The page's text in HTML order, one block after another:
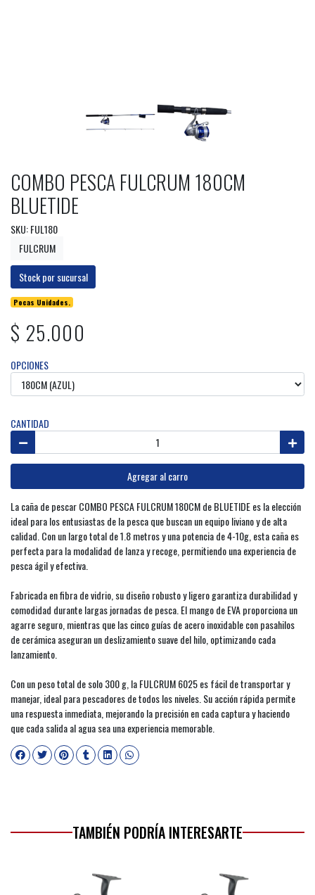
COMBO PESCA FULCRUM 180CM
BLUETIDE
SKU: FUL180
FULCRUM
Stock por sucursal
Pocas Unidades.
$ 25.000
OPCIONES
CANTIDAD
Agregar al carro
La caña de pescar COMBO PESCA FULCRUM 180CM de BLUETIDE es la elección
ideal para los entusiastas de la pesca que buscan un equipo liviano y de alta
calidad. Con un largo total de 1.8 metros y una potencia de 4-10g, esta caña es
perfecta para la modalidad de lanza y recoge, permitiendo una experiencia de
pesca ágil y efectiva.
Fabricada en fibra de vidrio, su diseño robusto y ligero garantiza durabilidad y
comodidad durante largas jornadas de pesca. El mango de EVA proporciona un
agarre seguro, mientras que las cinco guías de acero inoxidable con pasahilos
de cerámica aseguran un deslizamiento suave del hilo, optimizando cada
lanzamiento.
Con un peso total de solo 300 g, la FULCRUM 6025 es fácil de transportar y
manejar, ideal para pescadores de todos los niveles. Su acción rápida permite
una respuesta inmediata, mejorando la precisión en cada captura y haciendo
que cada salida al agua sea una experiencia memorable.
TAMBIÉN PODRÍA INTERESARTE